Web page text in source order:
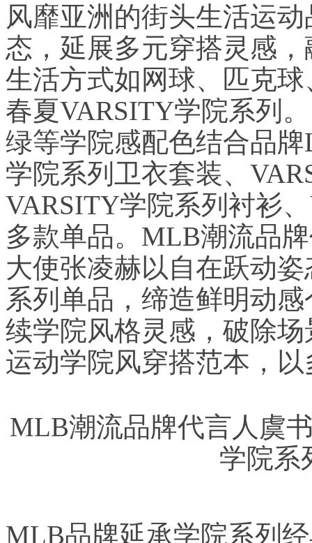
风靡亚洲的街头生活运
态，延展多元穿搭灵感
生活方式如网球、匹克
春夏VARSITY学院系列
绿等学院感配色结合品
学院系列卫衣套装、
VARSITY学院系列衬衫
多款单品。MLB潮流品
大使张凌赫以自在跃动
系列单品，缔造鲜明动
续学院风格灵感，破除
运动学院风穿搭范本，
MLB潮流品牌代言人虞
学院系
MLB品牌延承学院系列